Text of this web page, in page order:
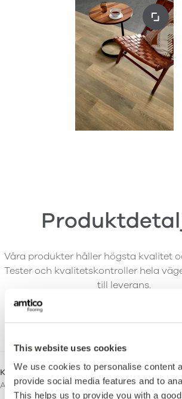
This website uses cookies
We use cookies to personalise content
provide social media features and to
This helps us to provide you with a
Våra produkter håller högsta kvalitet
Tester och kvalitetskontroller hela
till leverans.
Kollektion
Amtico Signature Safety
Total Tjocklek
2,5mm